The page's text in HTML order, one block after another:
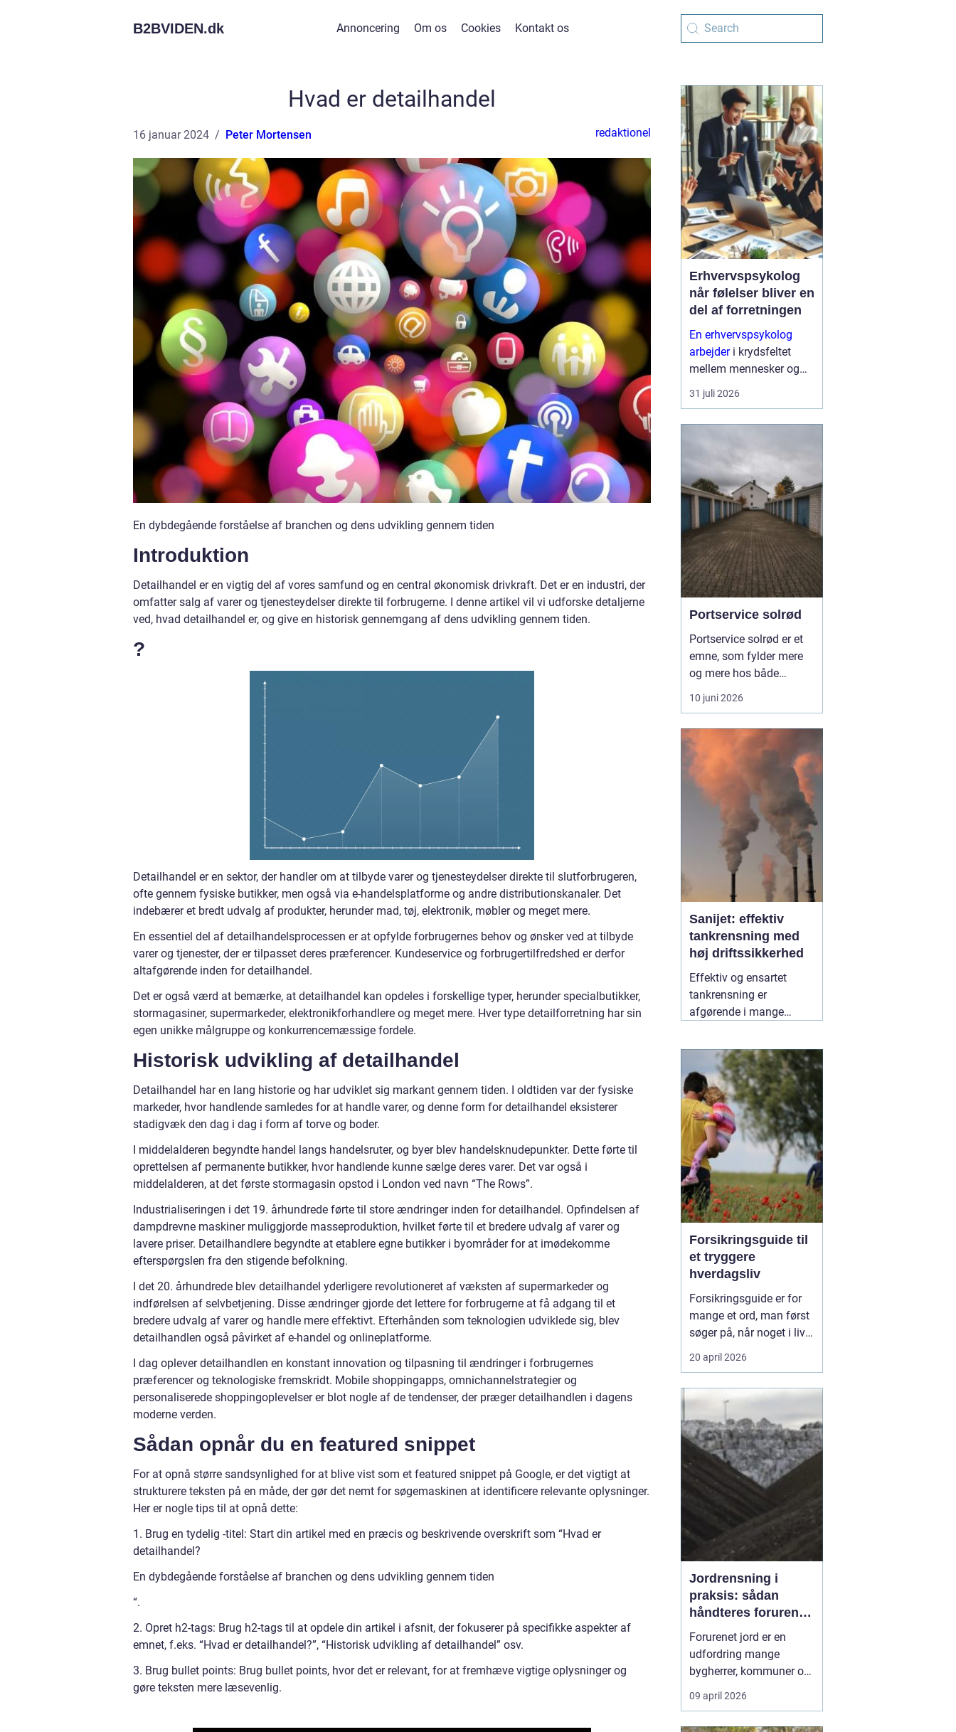
B2BVIDEN.dk Annoncering Om os Cookies Kontakt os
Hvad er detailhandel
16 januar 2024 Peter Mortensen redaktionel
En dybdegående forståelse af branchen og dens udvikling gennem tiden
Introduktion
Detailhandel er en vigtig del af vores samfund og en central økonomisk drivkraft. Det er en industri, der
omfatter salg af varer og tjenesteydelser direkte til forbrugerne. I denne artikel vil vi udforske detaljerne
ved, hvad detailhandel er, og give en historisk gennemgang af dens udvikling gennem tiden.
?
Detailhandel er en sektor, der handler om at tilbyde varer og tjenesteydelser direkte til slutforbrugeren,
ofte gennem fysiske butikker, men også via e-handelsplatforme og andre distributionskanaler. Det
indebærer et bredt udvalg af produkter, herunder mad, tøj, elektronik, møbler og meget mere.
En essentiel del af detailhandelsprocessen er at opfylde forbrugernes behov og ønsker ved at tilbyde
varer og tjenester, der er tilpasset deres præferencer. Kundeservice og forbrugertilfredshed er derfor
altafgørende inden for detailhandel.
Det er også værd at bemærke, at detailhandel kan opdeles i forskellige typer, herunder specialbutikker,
stormagasiner, supermarkeder, elektronikforhandlere og meget mere. Hver type detailforretning har sin
egen unikke målgruppe og konkurrencemæssige fordele.
Historisk udvikling af detailhandel
Detailhandel har en lang historie og har udviklet sig markant gennem tiden. I oldtiden var der fysiske
markeder, hvor handlende samledes for at handle varer, og denne form for detailhandel eksisterer
stadigvæk den dag i dag i form af torve og boder.
I middelalderen begyndte handel langs handelsruter, og byer blev handelsknudepunkter. Dette førte til
oprettelsen af permanente butikker, hvor handlende kunne sælge deres varer. Det var også i
middelalderen, at det første stormagasin opstod i London ved navn “The Rows”.
Industrialiseringen i det 19. århundrede førte til store ændringer inden for detailhandel. Opfindelsen af
dampdrevne maskiner muliggjorde masseproduktion, hvilket førte til et bredere udvalg af varer og
lavere priser. Detailhandlere begyndte at etablere egne butikker i byområder for at imødekomme
efterspørgslen fra den stigende befolkning.
I det 20. århundrede blev detailhandel yderligere revolutioneret af væksten af supermarkeder og
indførelsen af selvbetjening. Disse ændringer gjorde det lettere for forbrugerne at få adgang til et
bredere udvalg af varer og handle mere effektivt. Efterhånden som teknologien udviklede sig, blev
detailhandlen også påvirket af e-handel og onlineplatforme.
I dag oplever detailhandlen en konstant innovation og tilpasning til ændringer i forbrugernes
præferencer og teknologiske fremskridt. Mobile shoppingapps, omnichannelstrategier og
personaliserede shoppingoplevelser er blot nogle af de tendenser, der præger detailhandlen i dagens
moderne verden.
Sådan opnår du en featured snippet
For at opnå større sandsynlighed for at blive vist som et featured snippet på Google, er det vigtigt at
strukturere teksten på en måde, der gør det nemt for søgemaskinen at identificere relevante oplysninger.
Her er nogle tips til at opnå dette:
1. Brug en tydelig -titel: Start din artikel med en præcis og beskrivende overskrift som “Hvad er
detailhandel?
En dybdegående forståelse af branchen og dens udvikling gennem tiden
“.
2. Opret h2-tags: Brug h2-tags til at opdele din artikel i afsnit, der fokuserer på specifikke aspekter af
emnet, f.eks. “Hvad er detailhandel?”, “Historisk udvikling af detailhandel” osv.
3. Brug bullet points: Brug bullet points, hvor det er relevant, for at fremhæve vigtige oplysninger og
gøre teksten mere læsevenlig.
Erhvervspsykolog
når følelser bliver en
del af forretningen
En erhvervspsykolog
arbejderi krydsfeltet
mellem mennesker og
forretning. Fokus er ikke
kun på trivsel, men også
påvirker resultater,
strategier og
forandringe...
31 juli 2026
Portservice solrød
Portservice solrød er et
emne, som fylder mere
og mere hos både
private husejere og
virksomheder, der har
komfort og
driftssikkerhed i
hverdagen. Når en port
ikke fungerer, stopper
hverdagen hurtigt op, og
både logistik,
adgangsfo...
10 juni 2026
Sanijet: effektiv
tankrensning med
høj driftssikkerhed
Effektiv og ensartet
tankrensning er
afgørende i mange
hygiejne, sikkerhed og
driftsøkonomi spiller en
stor rolle, kan små fejl få
store konsekvenser. Her
er roterende tankrensere
31 maj 2026
Forsikringsguide til
et tryggere
hverdagsliv
Forsikringsguide er for
mange et ord, man først
søger på, når noget i livet
ændrer sig.
andre selskaber oplever,
du flytter, får børn, køber
bil eller ændrer job, og så
kan en enkel...
20 april 2026
Jordrensning i
praksis: sådan
håndteres forurenet
jord ansvarligt
Forurenet jord er en
udfordring mange
bygherrer, kommuner og
virksomheder møder, når
gamle industrigrunde
09 april 2026